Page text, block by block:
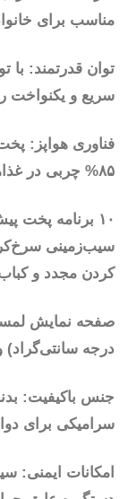
مناسب برای خانواده‌های ۴
سریع و یکنواخت
فناوری هواپز:
۸۵% چربی در غذاها.
۱۰ برنامه پخت
سیب‌زمینی
کردن مجدد و
درجه
جنس باکیفیت:
سرامیکی برای
امکانات ایمنی: